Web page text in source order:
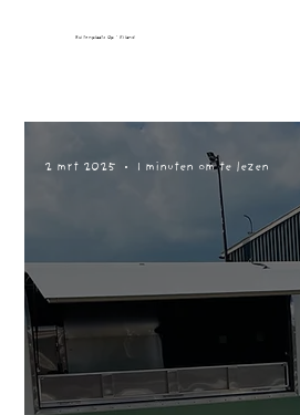
Buitenplaats Op ' Eiland
2 mrt 2025 1 minuten om te lezen